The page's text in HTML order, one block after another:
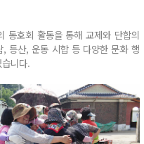
동호회 활동을 통해 교제와 단합의
등산, 운동 시합 등 다양한 문화 행
니다.